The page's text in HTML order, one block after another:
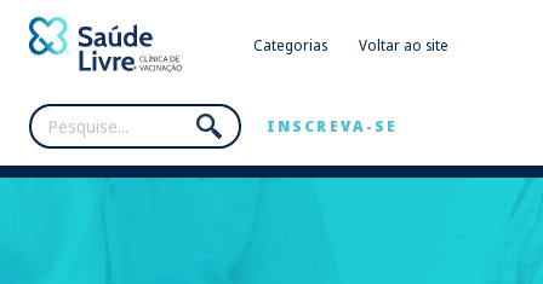
Categorias Voltar ao site
INSCREVA-SE